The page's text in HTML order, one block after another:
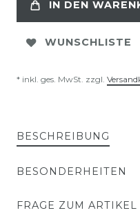
IN DEN
WUNSCHLISTE
* inkl. ges. MwSt. zzgl.
BESCHREIBUNG
BESONDERHEITEN
FRAGE ZUM ARTIKEL